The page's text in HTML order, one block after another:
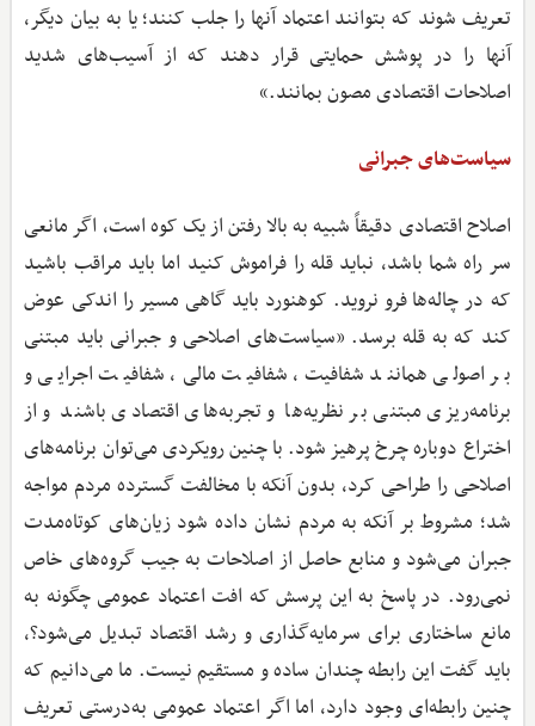
تعریف شوند که بتوانند اعتماد آنها را جلب کنند؛ یا به بیان دیگر،
آنها را در پوشش حمایتی قرار دهند که از آسیب‌های شدید
اصلاحات اقتصادی مصون بمانند.»
سیاست‌های جبرانی
اصلاح اقتصادی دقیقاً شبیه به بالا رفتن از یک کوه است، اگر مانعی
سر راه شما باشد، نباید قله را فراموش کنید اما باید مراقب باشید
که در چاله‌ها فرو نروید. کوهنورد باید گاهی مسیر را اندکی عوض
کند که به قله برسد. «سیاست‌های اصلاحی و جبرانی باید مبتنی
بر اصولی همانند شفافیت، شفافیت مالی، شفافیت اجرایی و
برنامه‌ریزی مبتنی بر نظریه‌ها و تجربه‌های اقتصادی باشند و از
اختراع دوباره چرخ پرهیز شود. با چنین رویکردی می‌توان برنامه‌های
اصلاحی را طراحی کرد، بدون آنکه با مخالفت گسترده مردم مواجه
شد؛ مشروط بر آنکه به مردم نشان داده شود زیان‌های کوتاه‌مدت
جبران می‌شود و منابع حاصل از اصلاحات به جیب گروه‌های خاص
نمی‌رود. در پاسخ به این پرسش که افت اعتماد عمومی چگونه به
مانع ساختاری برای سرمایه‌گذاری و رشد اقتصاد تبدیل می‌شود؟،
باید گفت این رابطه چندان ساده و مستقیم نیست. ما می‌دانیم که
چنین رابطه‌ای وجود دارد، اما اگر اعتماد عمومی به‌درستی تعریف